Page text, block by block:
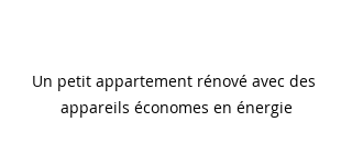
Un petit appartement rénové avec des
appareils économes en énergie